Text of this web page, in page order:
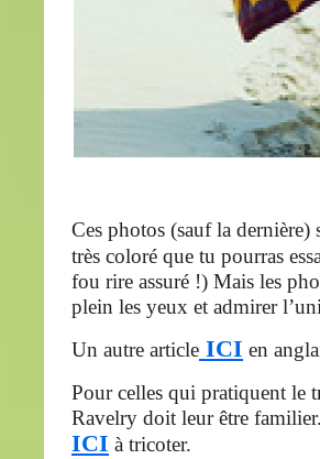
Ces photos (sauf la
très coloré que tu pourras
fou rire assuré !) Mais les
plein les yeux et admirer
Un autre article ICI en
Pour celles qui pratiquent le
Ravelry doit leur être
ICI à tricoter.